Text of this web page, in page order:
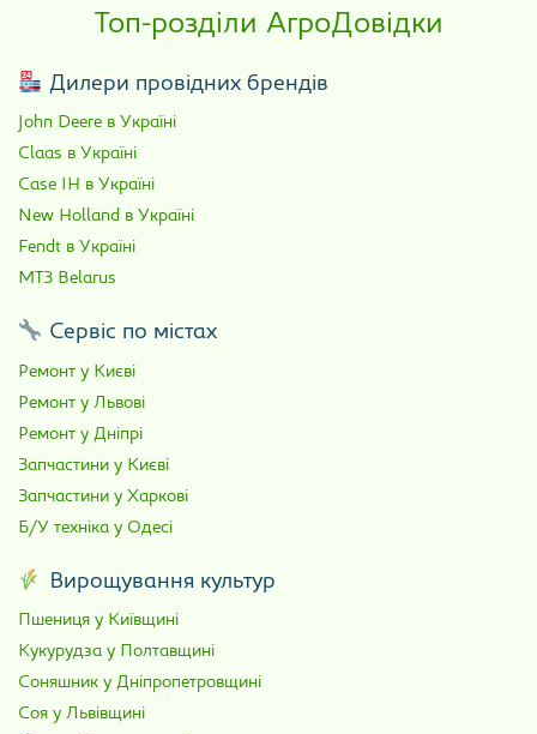
Топ-розділи АгроДовідки
Дилери провідних брендів
John Deere в Україні
Claas в Україні
Case IH в Україні
New Holland в Україні
Fendt в Україні
МТЗ Belarus
Сервіс по містах
Ремонт у Києві
Ремонт у Львові
Ремонт у Дніпрі
Запчастини у Києві
Запчастини у Харкові
Б/У техніка у Одесі
Вирощування культур
Пшениця у Київщині
Кукурудза у Полтавщині
Соняшник у Дніпропетровщині
Соя у Львівщині